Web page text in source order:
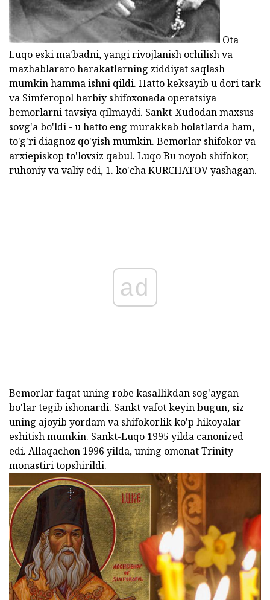
Ota
Luqo eski ma'badni, yangi rivojlanish ochilish va
mazhablararo harakatlarning ziddiyat saqlash
mumkin hamma ishni qildi. Hatto keksayib u dori tark
va Simferopol harbiy shifoxonada operatsiya
bemorlarni tavsiya qilmaydi. Sankt-Xudodan maxsus
sovg'a bo'ldi - u hatto eng murakkab holatlarda ham,
to'g'ri diagnoz qo'yish mumkin. Bemorlar shifokor va
arxiepiskop to'lovsiz qabul. Luqo Bu noyob shifokor,
ruhoniy va valiy edi, 1. ko'cha KURCHATOV yashagan.
ad
Bemorlar faqat uning robe kasallikdan sog'aygan
bo'lar tegib ishonardi. Sankt vafot keyin bugun, siz
uning ajoyib yordam va shifokorlik ko'p hikoyalar
eshitish mumkin. Sankt-Luqo 1995 yilda canonized
edi. Allaqachon 1996 yilda, uning omonat Trinity
monastiri topshirildi.